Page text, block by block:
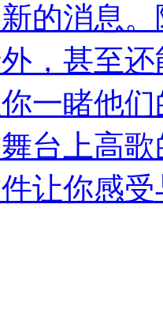
的消息
，甚至
一睹他
台上高
让你感